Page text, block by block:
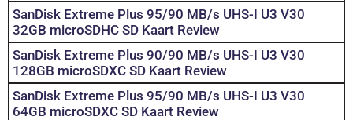
SanDisk Extreme Plus 95/90 MB/s UHS-I U3 V30
32GB microSDHC SD Kaart Review
SanDisk Extreme Plus 90/90 MB/s UHS-I U3 V30
128GB microSDXC SD Kaart Review
SanDisk Extreme Plus 95/90 MB/s UHS-I U3 V30
64GB microSDXC SD Kaart Review